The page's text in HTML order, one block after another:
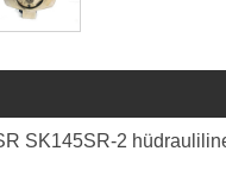
SK145SR-2